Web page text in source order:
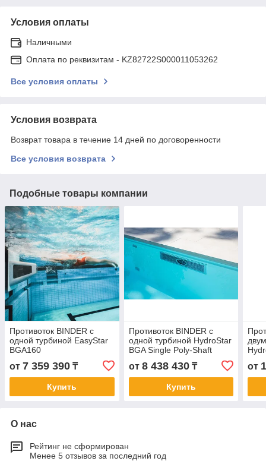
Условия оплаты
Наличными
Оплата по реквизитам - KZ82722S000011053262
Все условия оплаты
Условия возврата
Возврат товара в течение 14 дней по договоренности
Все условия возврата
Подобные товары компании
Противоток BINDER с
одной турбиной EasyStar
BGA160
от 7 359 390 ₸
Купить
Противоток BINDER с
одной турбиной HydroStar
BGA Single Poly-Shaft
от 8 438 430₸
Купить
от
О нас
Рейтинг не сформирован
Менее 5 отзывов за последний год